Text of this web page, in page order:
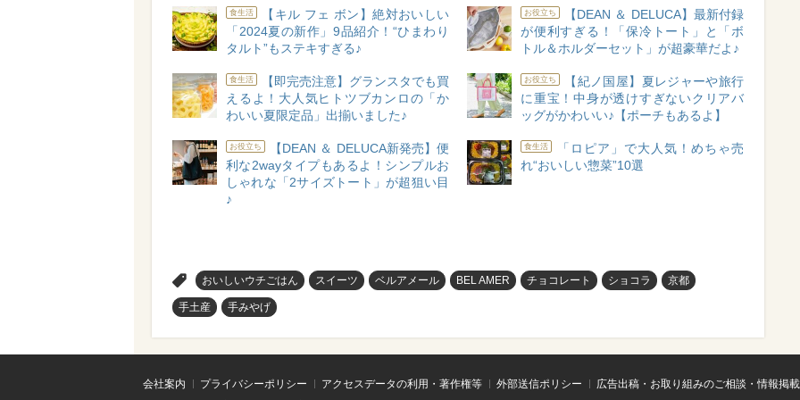
食生活
【キル フェ ボン】絶対おいしい
「2024夏の新作」9品紹介！“ひまわり
タルト”もステキすぎる♪
お役立ち
【DEAN ＆ DELUCA】最新付録
が便利すぎる！「保冷トート」と「ボ
トル＆ホルダーセット」が超豪華だよ♪
食生活
【即完売注意】グランスタでも買
えるよ！大人気ヒトツブカンロの「か
わいい夏限定品」出揃いました♪
お役立ち
【紀ノ国屋】夏レジャーや旅行
に重宝！中身が透けすぎないクリアバ
ッグがかわいい♪【ポーチもあるよ】
お役立ち
【DEAN ＆ DELUCA新発売】便
利な2wayタイプもあるよ！シンプルお
しゃれな「2サイズトート」が超狙い目
♪
食生活
「ロピア」で大人気！めちゃ売
れ“おいしい惣菜”10選
おいしいウチごはん スイーツ ベルアメール BEL AMER チョコレート ショコラ 京都
手土産 手みやげ
会社案内 プライバシーポリシー アクセスデータの利用・著作権等 外部送信ポリシー
広告出稿・お取り組みのご相談・情報掲